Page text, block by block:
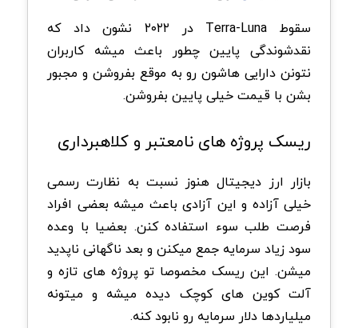
سقوط Terra-Luna در ۲۰۲۲ نشون داد که
نقدشوندگی پایین چطور باعث میشه کاربران
نتونن دارایی هاشون رو به موقع بفروشن و مجبور
بشن با قیمت خیلی پایین بفروشن.
ریسک پروژه های نامعتبر و کلاهبرداری
بازار ارز دیجیتال هنوز نسبت به نظارت رسمی
خیلی آزاده و این آزادی باعث میشه بعضی افراد
فرصت طلب سوء استفاده کنن. بعضیا با وعده
سود زیاد سرمایه جمع میکنن و بعد ناگهانی ناپدید
میشن. این ریسک مخصوصا تو پروژه های تازه و
آلت کوین های کوچک دیده میشه و میتونه
میلیاردها دلار سرمایه رو نابود کنه.